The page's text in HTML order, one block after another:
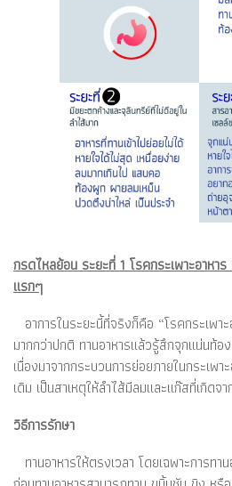
กรดไหลย้อน ระยะที่ 1 โรคกระเพาะอาหา
แรกๆ
อาการในระยะนี้ที่จริงก็คือ “โรคกระเพา
มากกว่าปกติ ทานอาหารแล้วรู้สึกจุกแน่นท้
เนื่องมาจากกระบวนการย่อยภายในกระเพ
เดิม เป็นสาเหตุให้ลำไส้มีลมและแก๊สที่เกิดจ
วิธีการรักษา
ทานอาหารให้ตรงเวลา โดยเฉพาะการทา